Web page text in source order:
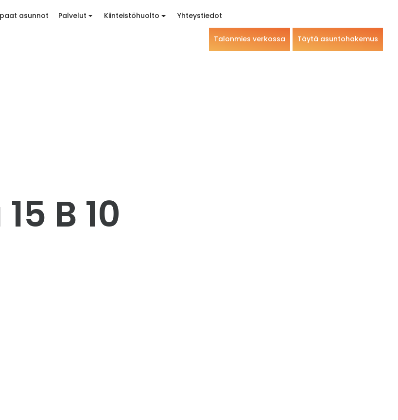
asunnot Palvelut Kiinteistöhuolto Yhteystiedot
Täytä asuntohakemus
Talonmies verkossa
B 10